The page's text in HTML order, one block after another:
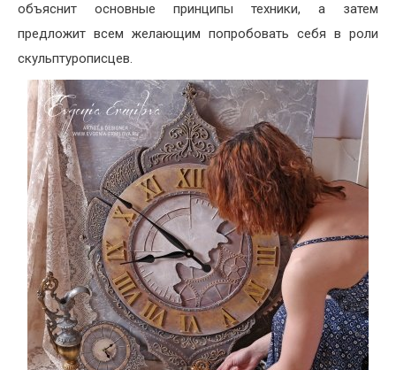
объяснит основные принципы техники, а затем
предложит всем желающим попробовать себя в роли
скульптурописцев.